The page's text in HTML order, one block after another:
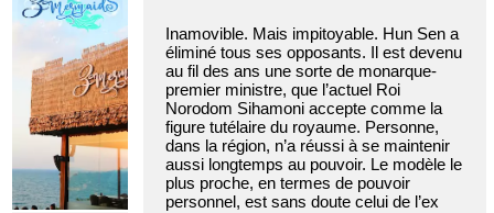
Inamovible. Mais impitoyable. Hun Sen a
éliminé tous ses opposants. Il est devenu
au fil des ans une sorte de monarque-
premier ministre, que l’actuel Roi
Norodom Sihamoni accepte comme la
figure tutélaire du royaume. Personne,
dans la région, n’a réussi à se maintenir
aussi longtemps au pouvoir. Le modèle le
plus proche, en termes de pouvoir
personnel, est sans doute celui de l’ex